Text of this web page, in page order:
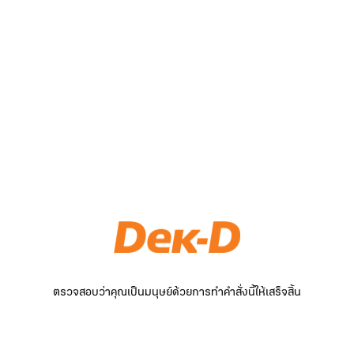
ตรวจสอบว่าคุณเป็นมนุษย์ด้วยการทำคำสั่งนี้ให้เสร็จสิ้น